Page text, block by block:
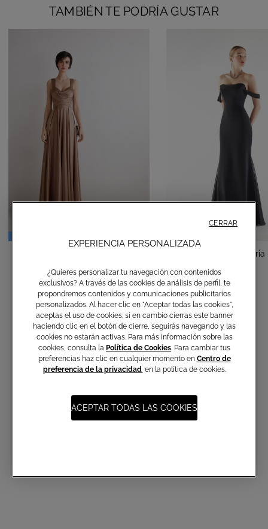
TAMBIÉN TE PODRÍA GUSTAR
€ 330,00 -50%
Vestido Largo Adularia
€ 330,00
Suscripción a las comunicaciones
EXPERIENCIA PERSONALIZADA
¿Quieres personalizar tu navegación con contenidos
exclusivos? A través de las cookies de análisis de perfil, te
propondremos contenidos y comunicaciones publicitarios
personalizados. Al hacer clic en "Aceptar todas las cookies",
aceptas el uso de cookies; si en cambio cierras este banner
haciendo clic en el botón de cierre, seguirás navegando y las
cookies no estarán activas. Para más información sobre las
cookies, consulta la Política de Cookies . Para cambiar tus
preferencias haz clic en cualquier momento en Centro de
preferencia de la privacidad en la política de cookies.
ACEPTAR TODAS LAS COOKIES
CERRAR